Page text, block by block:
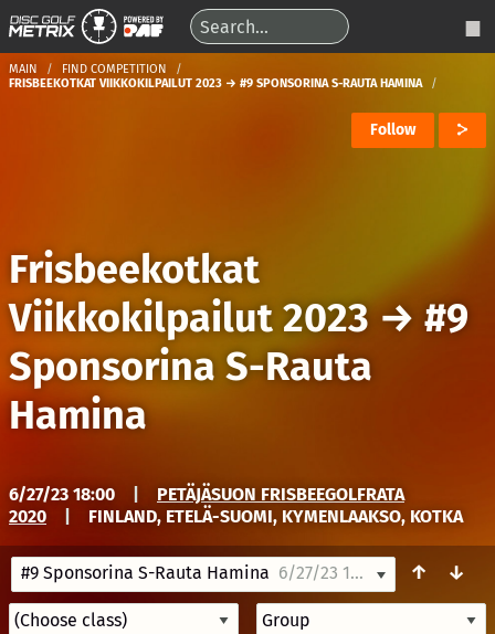
MAIN
FIND COMPETITION
FRISBEEKOTKAT VIIKKOKILPAILUT 2023 → #9 SPONSORINA S-RAUTA HAMINA
Follow
Frisbeekotkat
Viikkokilpailut 2023→ #9
Sponsorina S-Rauta
Hamina
6/27/23 18:00
PETÄJÄSUON FRISBEEGOLFRATA
2020
FINLAND, ETELÄ-SUOMI, KYMENLAAKSO, KOTKA
#9 Sponsorina S-Rauta Hamina 6/27/23 18:00 ↑ ↓